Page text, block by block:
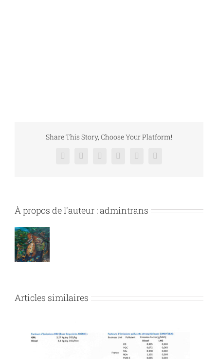
Share This Story, Choose Your Platform!
Facebook
X RedditLinkedInPinterestVk
À propos de l'auteur :admintrans
Articles similaires